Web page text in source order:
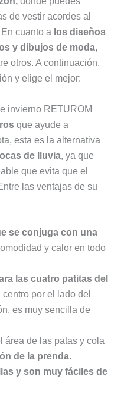
de vestir acordes al
cuanto a los diseños
y dibujos de moda,
otros. A continuación,
y elige el mejor:
invierno RETUROM
que ayude a
esta es la alternativa
de lluvia, ya que
que evita que el
las ventajas de su
se conjuga con una
y calor en todo
las cuatro patitas del
por el lado del
es muy sencilla de
área de las patas y cola
de la prenda.
y son muy fáciles de